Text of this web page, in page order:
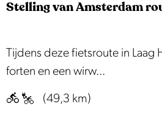
e
eStelling van Amsterdam
S
t
l
Tijdens deze fietsroute in Laag
forten en een wirw...
(49,3 km)